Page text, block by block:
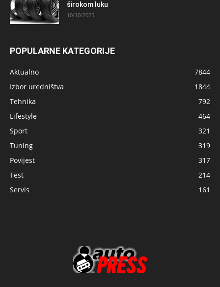
širokom luku
10/10/2025
POPULARNE KATEGORIJE
Aktualno
7844
Izbor uredništva
1844
Tehnika
792
Lifestyle
464
Sport
321
Tuning
319
Povijest
317
Test
214
Servis
161